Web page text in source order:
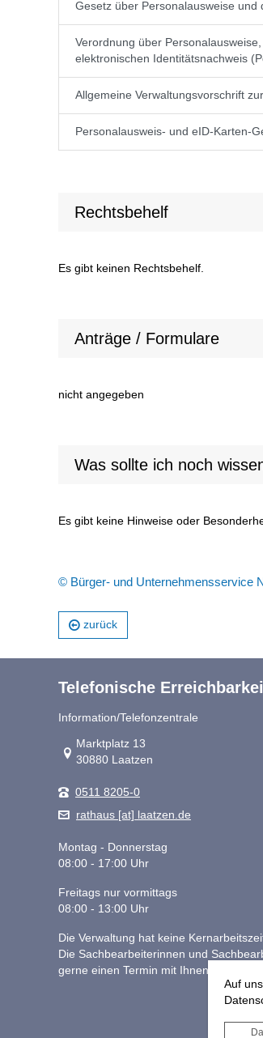
Auf
Gesetz über Personalausweise und
Verordnung über
elektronischen Identitätsnachweis
Allgemeine Verwaltungsvorschrift
Personalausweis- und eID-Karten-
Rechtsbehelf
Es gibt keinen Rechtsbehelf.
Anträge / Formulare
nicht angegeben
Was sollte ich noch
Es gibt keine Hinweise oder
© Bürger- und Unternehmensservice
zurück
Telefonische
Information/Telefonzentrale
Link zur Google-Maps Navigation
Marktplatz 13
30880 Laatzen
0511 8205-0
rathaus [at] laatzen.de
Montag - Donnerstag
08:00 - 17:00 Uhr
Freitags nur vormittags
08:00 - 13:00 Uhr
Die Verwaltung hat keine
Die Sachbearbeiterinnen und
gerne einen Termin mit Ihnen.